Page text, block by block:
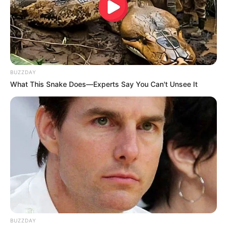
BUZZDAY
What This Snake Does—Experts Say You Can't Unsee It
BUZZDAY